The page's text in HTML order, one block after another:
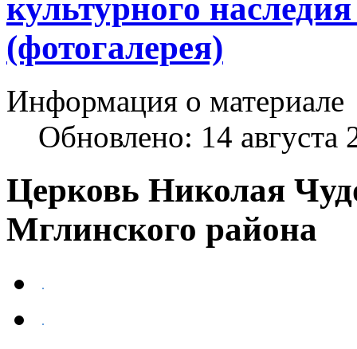
культурного
(фотогалерея)
Информация о материале
Обновлено: 14 августа
Церковь Николая
Мглинского района